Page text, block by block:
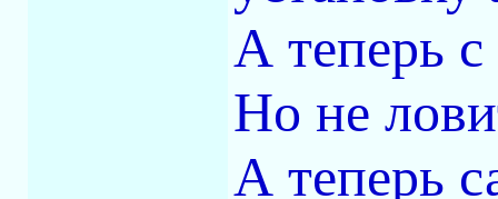
А теперь
Но не
А теперь